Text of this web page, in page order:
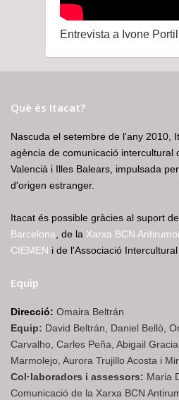
Entrevista a Ivone
Què és Itacat?
Nascuda el setembre de l'any 2010,
agència de comunicació intercultural
Valencià i Illes Balears, impulsada
d'origen estranger.
Itacat és possible gràcies al suport
Barcelona, de la Xarxa BCN
CIEMEN i de l'Associació Intercultural
Equip
Direcció: Omaira Beltrán
Equip: David Beltrán, Daniel Bellò,
Carvalho, Carles Peña, Abigail
Marmolejo, Aurora Trujillo Acosta i
Col·laboradors i assessors: Maria
Comunicació de la Xarxa BCN